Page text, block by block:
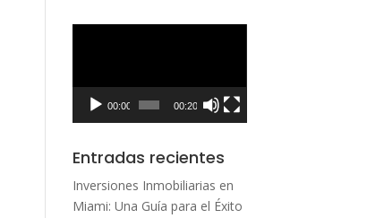
00:00 00:20
Entradas recientes
Inversiones Inmobiliarias en
Miami: Una Guía para el Éxito